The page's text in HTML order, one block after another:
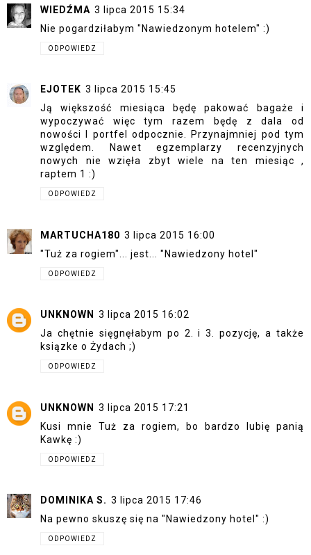
WIEDŹMA 3 lipca 2015 15:34
Nie pogardziłabym "Nawiedzonym hotelem" :)
ODPOWIEDZ
EJOTEK 3 lipca 2015 15:45
Ją większość miesiąca będę pakować bagaże i
wypoczywać więc tym razem będę z dala od
nowości I portfel odpocznie. Przynajmniej pod tym
względem. Nawet egzemplarzy recenzyjnych
nowych nie wzięła zbyt wiele na ten miesiąc ,
raptem 1 :)
ODPOWIEDZ
MARTUCHA180 3 lipca 2015 16:00
"Tuż za rogiem"... jest... "Nawiedzony hotel"
ODPOWIEDZ
UNKNOWN
3 lipca 2015 16:02
Ja chętnie sięgnęłabym po 2. i 3. pozycję, a także
ksiązke o Żydach ;)
ODPOWIEDZ
UNKNOWN
3 lipca 2015 17:21
Kusi mnie Tuż za rogiem, bo bardzo lubię panią
Kawkę :)
ODPOWIEDZ
DOMINIKA S. 3 lipca 2015 17:46
Na pewno skuszę się na "Nawiedzony hotel" :)
ODPOWIEDZ